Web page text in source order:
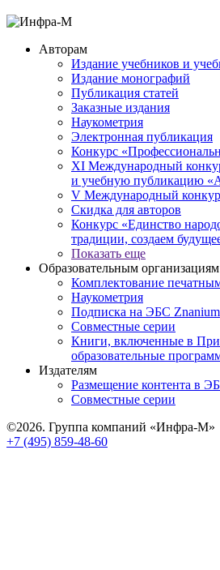
Авторам
Издание учебников и
Издание монографий
Публикация статей
Заказные издания
Наукометрия
Электронная публикация
Конкурс
XI Международный
и учебную публикацию
V Международный
Скидка для авторов
Конкурс «Единство
традиции, создаем
Показать еще
Образовательным организациям
Комплектование
Наукометрия
Подписка на ЭБС Znanium
Совместные серии
Книги, включенные в
образовательные
Издателям
Размещение контента в
Совместные серии
©2026. Группа компаний «Инфра-М»
+7 (495) 859-48-60